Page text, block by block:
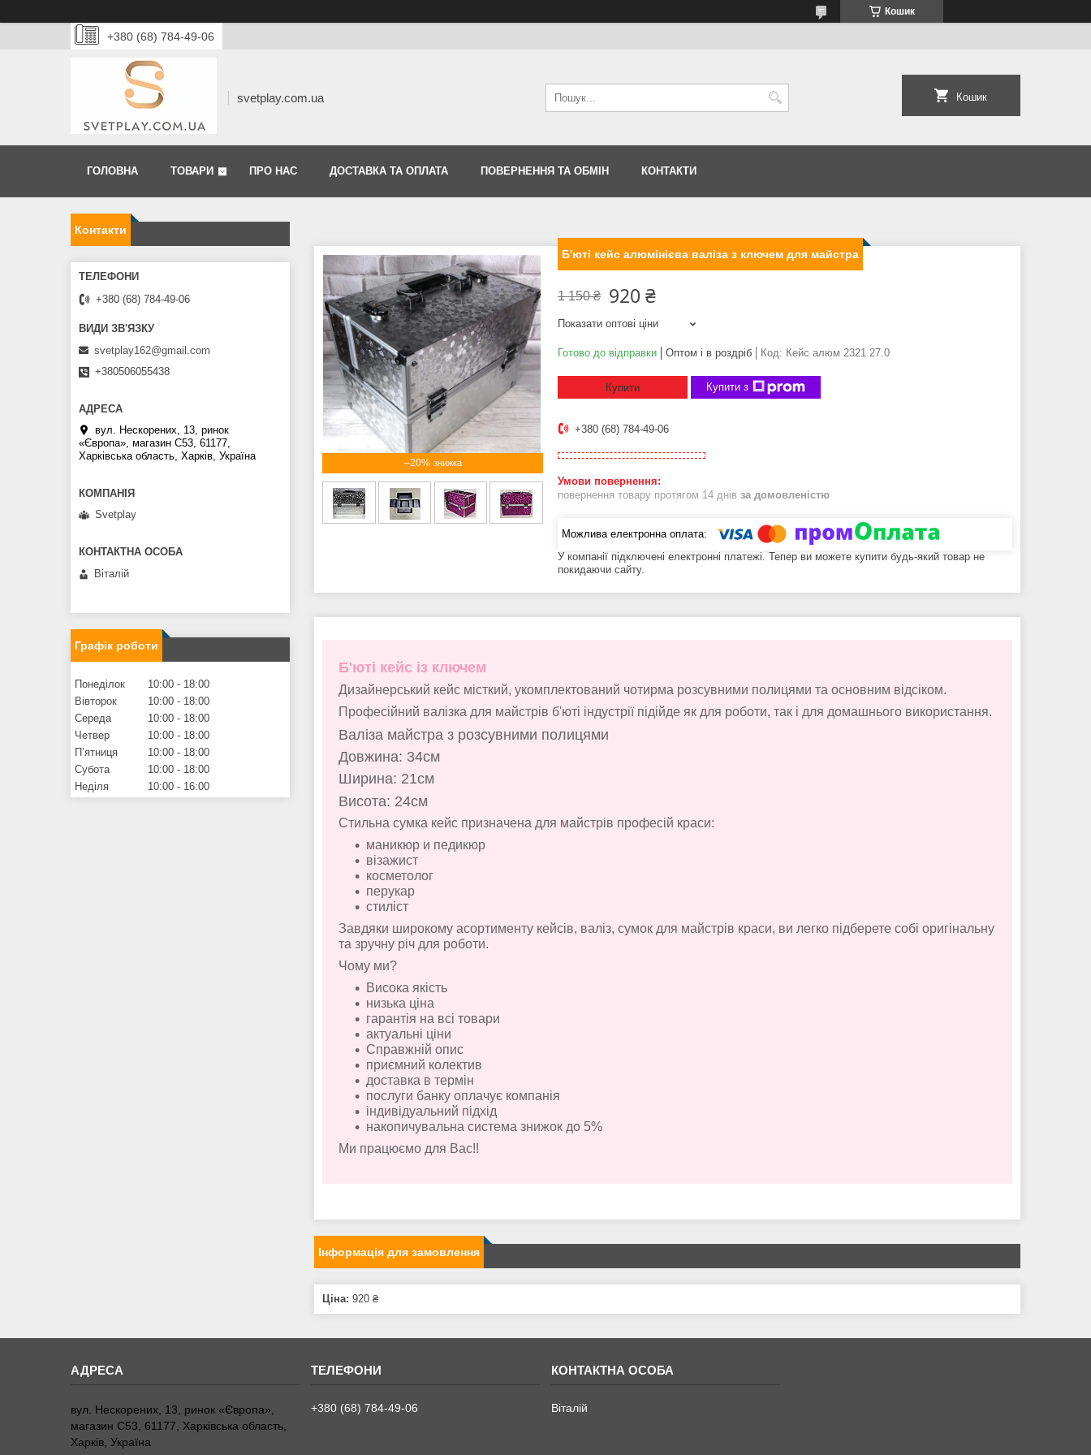
Кошик
+380 (68) 784-49-06
svetplay.com.ua Кошик
ГОЛОВНА ТОВАРИ ПРО НАС ДОСТАВКА ТА ОПЛАТА ПОВЕРНЕННЯ ТА ОБМІН КОНТАКТИ
–20%
Б'юті кейс алюмінієва валіза з ключем для майстра
1 150 ₴ 920 ₴
Показати оптові ціни
Готово до відправки Оптом і в роздріб Код: Кейс алюм 2321 27.0
Купити Купити з
+380 (68) 784-49-06
повернення товару протягом 14 днів за домовленістю
У компанії підключені електронні платежі. Тепер ви можете купити будь-який товар не
покидаючи сайту.
Б'юті кейс із ключем
Дизайнерський кейс місткий, укомплектований чотирма розсувними полицями та основним відсіком.
Професійний валізка для майстрів б'юті індустрії підійде як для роботи, так і для домашнього використання.
Валіза майстра з розсувними полицями
Довжина: 34см
Ширина: 21см
Висота: 24см
Стильна сумка кейс призначена для майстрів професій краси:
маникюр и педикюр
візажист
косметолог
перукар
стиліст
Завдяки широкому асортименту кейсів, валіз, сумок для майстрів краси, ви легко підберете собі оригінальну
та зручну річ для роботи.
Чому ми?
Висока якість
низька ціна
гарантія на всі товари
актуальні ціни
Справжній опис
приємний колектив
доставка в термін
послуги банку оплачує компанія
індивідуальний підхід
накопичувальна система знижок до 5%
Ми працюємо для Вас!!
Інформація для замовлення
Ціна: 920 ₴
Контакти
+380 (68) 784-49-06
svetplay162@gmail.com
+380506055438
вул. Нескорених, 13, ринок
«Європа», магазин С53, 61177,
Харківська область, Харків, Україна
Svetplay
Віталій
Графік роботи
Понеділок 10:00
18:00
Вівторок
10:00
18:00
Середа
10:00
18:00
Четвер
10:00
18:00
Пʼятниця
10:00
18:00
Субота
10:00
18:00
Неділя
10:00 16:00
вул. Нескорених, 13, ринок «Європа»,
магазин С53, 61177, Харківська область,
Харків, Україна
+380 (68) 784-49-06 Віталій